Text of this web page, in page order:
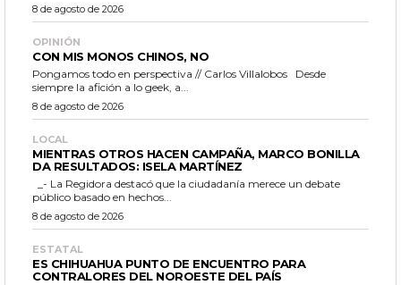
8 de agosto de 2026
OPINIÓN
CON MIS MONOS CHINOS, NO
Pongamos todo en perspectiva // Carlos Villalobos Desde
siempre la afición a lo geek, a...
8 de agosto de 2026
LOCAL
MIENTRAS OTROS HACEN CAMPAÑA, MARCO BONILLA
DA RESULTADOS: ISELA MARTÍNEZ
público basado en hechos...
8 de agosto de 2026
ESTATAL
ES CHIHUAHUA PUNTO DE ENCUENTRO PARA
CONTRALORES DEL NOROESTE DEL PAÍS